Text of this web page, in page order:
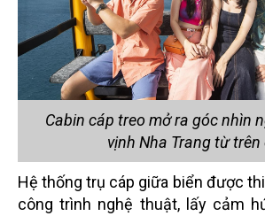
Cabin cáp treo mở ra góc nhìn
vịnh Nha Trang từ trên
Hệ thống trụ cáp giữa biển được
công trình nghệ thuật, lấy cảm